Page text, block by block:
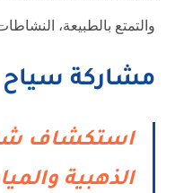
والتمتع بالطبيعة،
مشاركة سياح
استكشاف
الذهبية